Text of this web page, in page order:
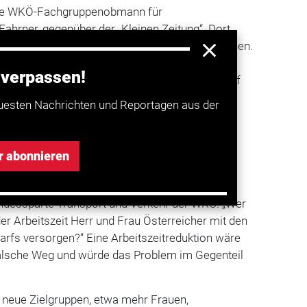
Nachrichten und Reportagen aus der
abonnieren
WKÖ-Fachgruppenobmann für
gegenüber der „Kleinen Zeitung“. Dort
die besonders herausfordernd seien.
Landesvorsitzender der
nannte einen zentralen Hebel, um den Beruf
zu machen: „Das Einzige, was hilft, ist die
die Wirtschaftskammer: „Wir haben schon
Arbeit erledigen“, entgegnete Alexander
Transport und Verkehr der WKÖ. „Wer
Arbeitszeit Herr und Frau Österreicher mit den
versorgen?“ Eine Arbeitszeitreduktion wäre
Weg und würde das Problem im Gegenteil
Zielgruppen, etwa mehr Frauen,